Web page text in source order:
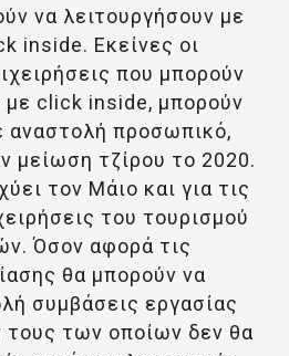
να λειτουργήσουν με
inside. Εκείνες οι
που μπορούν
με click inside, μπορούν
αναστολή προσωπικό,
μείωση τζίρου το 2020.
τον Μάιο και για τις
του τουρισμού
Όσον αφορά τις
θα μπορούν να
συμβάσεις εργασίας
των οποίων δεν θα